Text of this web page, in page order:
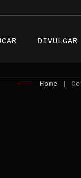
DIVULGAR
Home |